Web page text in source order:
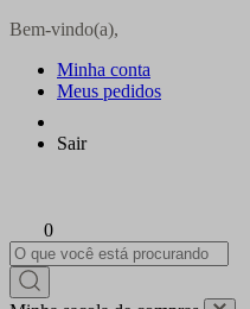
Bem-vindo(a),
Minha conta
Meus pedidos
Sair
0